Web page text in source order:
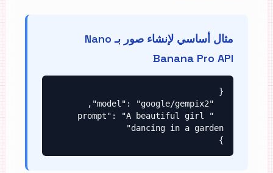
مثال أساسي لإنشاء صور بـ Nano
Banana Pro API
  "prompt": "A beautiful girl
}